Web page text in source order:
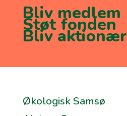
Bliv medlem
Støt fonden
Bliv aktionær
Økologisk Samsø